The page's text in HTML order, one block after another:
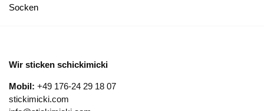
Socken
Wir sticken schickimicki
Mobil: +49 176-24 29 18 07
stickimicki.com